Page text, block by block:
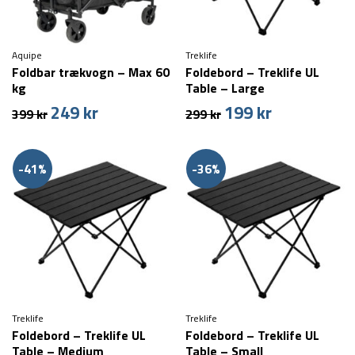
Aquipe
Foldbar trækvogn – Max 60
kg
399kr Den
var:
399 kr.
249krDen
er:
249 kr.
Treklife
Foldebord – Treklife UL
Table – Large
299kr Den
var:
299 kr.
199krDen
er:
199 kr.
-41%
Treklife
Foldebord – Treklife UL
Table – Medium
-36%
Treklife
Foldebord – Treklife UL
Table – Small